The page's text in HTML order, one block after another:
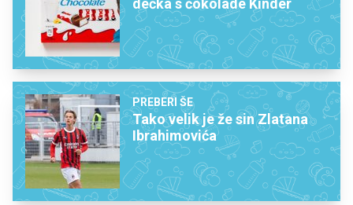
dečka s čokolade Kinder
PREBERI ŠE
Tako velik je že sin Zlatana
Ibrahimovića